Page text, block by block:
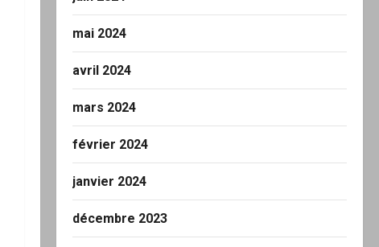
mai 2024
avril 2024
mars 2024
février 2024
janvier 2024
décembre 2023